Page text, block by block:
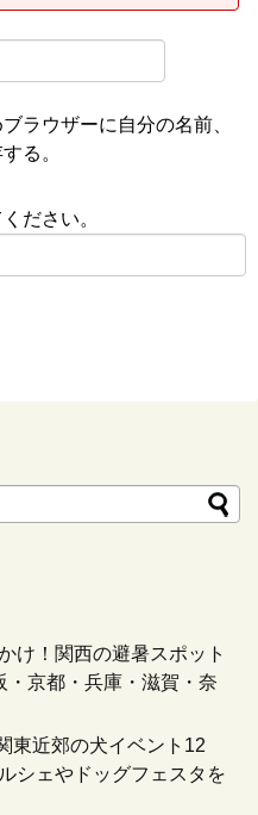
ラウザーに自分の名前、
る。
ださい。
け！関西の避暑スポット
・京都・兵庫・滋賀・奈
東近郊の犬イベント12
シェやドッグフェスタを